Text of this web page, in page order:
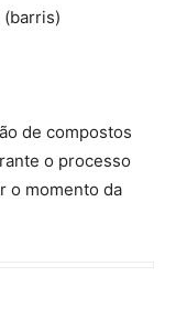
(barris)
de compostos
o processo
o momento da